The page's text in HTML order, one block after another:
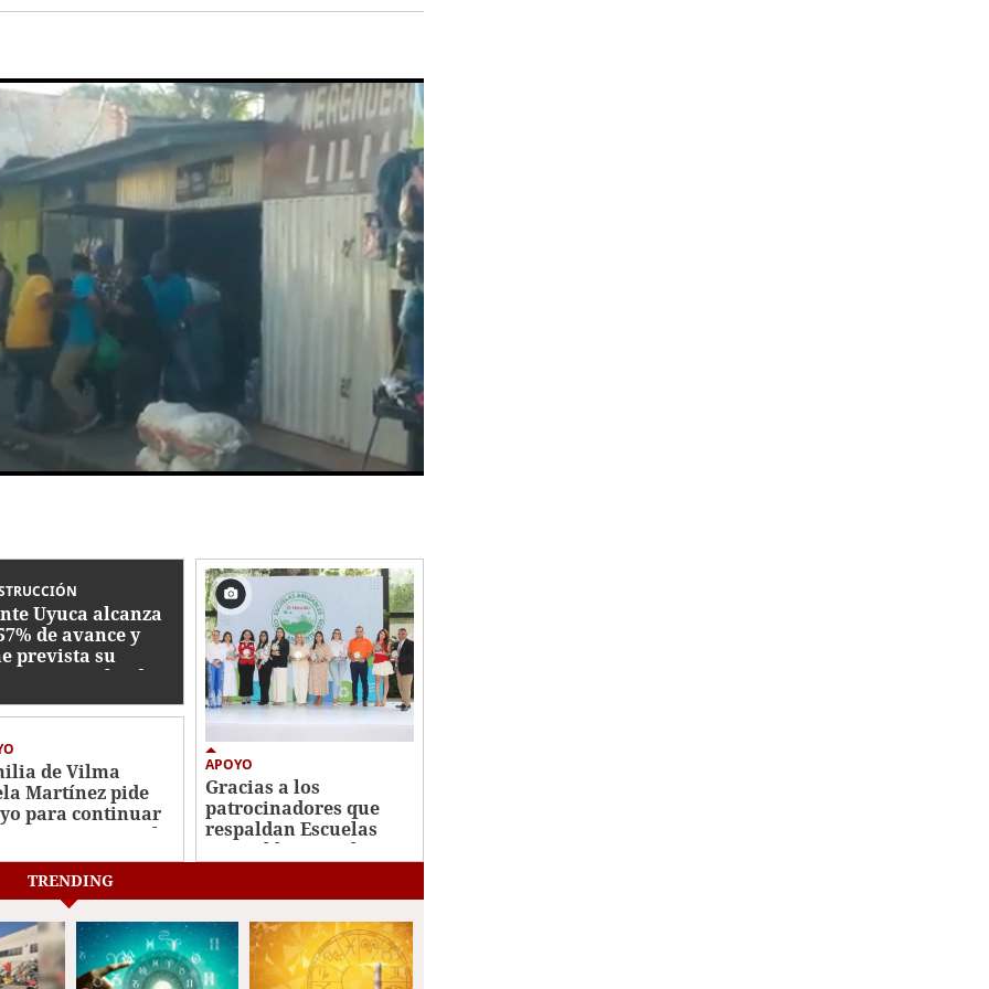
Uyuca alcanza
de avance y
prevista su
para julio de
de Vilma
Martínez pide
para continuar
contra el
APOYO
Gracias a los
patrocinadores que
respaldan Escuelas
Amigables con el
TRENDING